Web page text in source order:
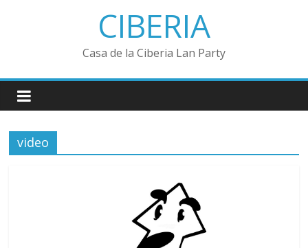
CIBERIA
Casa de la Ciberia Lan Party
video